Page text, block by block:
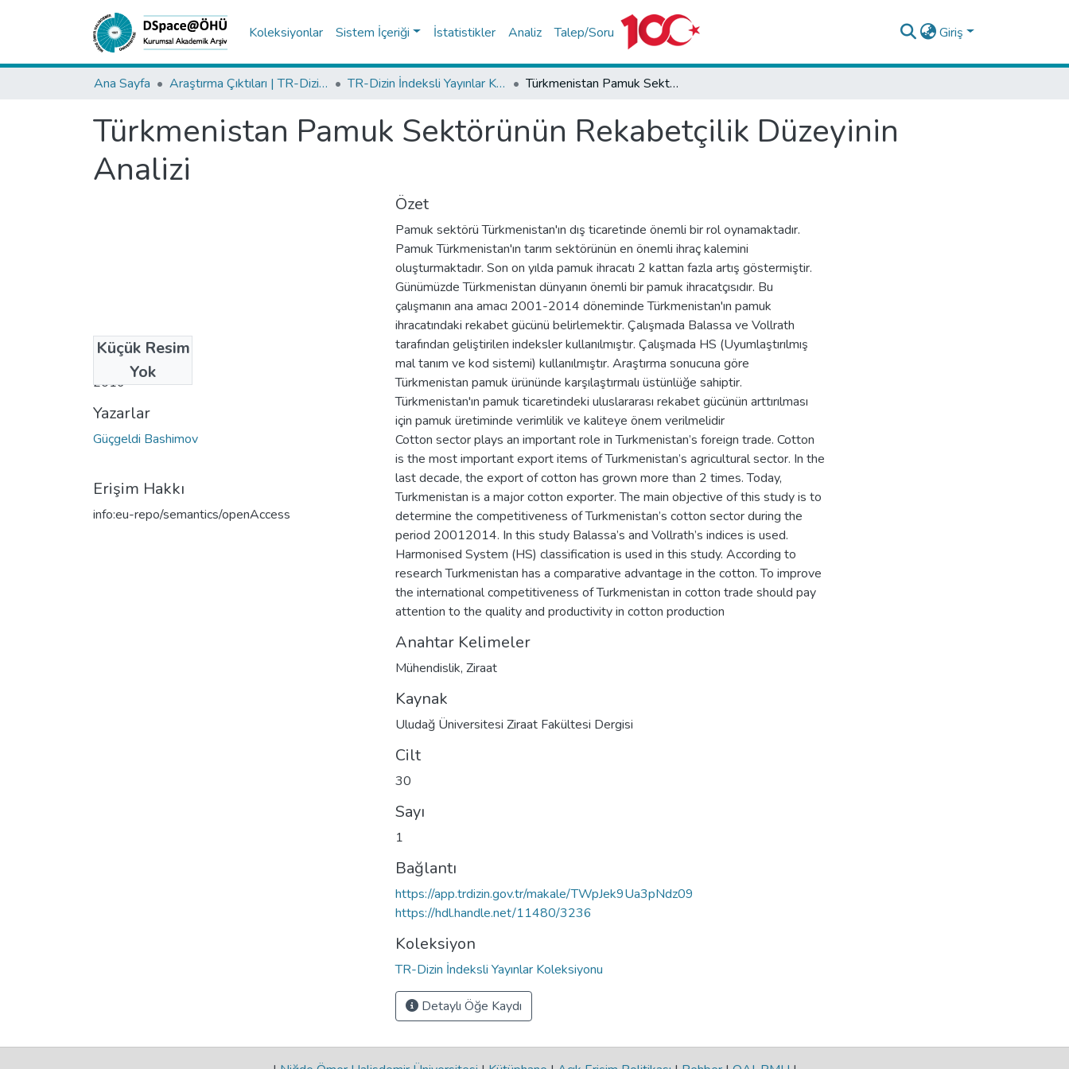
Koleksiyonlar Sistem İçeriği İstatistikler Analiz Talep/Soru Giriş
Ana Sayfa Araştırma Çıktıları | TR-Dizin | WoS | Scopus | PubMed TR-Dizin İndeksli Yayınlar Koleksiyonu Türkmenistan Pamuk Sektörünün Rekabetçilik Düzeyinin Analizi
Türkmenistan Pamuk Sektörünün Rekabetçilik Düzeyinin
Analizi
Küçük Resim
Yok
Tarih
2016
Yazarlar
Güçgeldi Bashimov
Erişim Hakkı
info:eu-repo/semantics/openAccess
Özet
Pamuk sektörü Türkmenistan'ın dış ticaretinde önemli bir rol oynamaktadır.
Pamuk Türkmenistan'ın tarım sektörünün en önemli ihraç kalemini
oluşturmaktadır. Son on yılda pamuk ihracatı 2 kattan fazla artış göstermiştir.
Günümüzde Türkmenistan dünyanın önemli bir pamuk ihracatçısıdır. Bu
çalışmanın ana amacı 2001-2014 döneminde Türkmenistan'ın pamuk
ihracatındaki rekabet gücünü belirlemektir. Çalışmada Balassa ve Vollrath
tarafından geliştirilen indeksler kullanılmıştır. Çalışmada HS (Uyumlaştırılmış
mal tanım ve kod sistemi) kullanılmıştır. Araştırma sonucuna göre
Türkmenistan pamuk ürününde karşılaştırmalı üstünlüğe sahiptir.
Türkmenistan'ın pamuk ticaretindeki uluslararası rekabet gücünün arttırılması
için pamuk üretiminde verimlilik ve kaliteye önem verilmelidir
Cotton sector plays an important role in Turkmenistan’s foreign trade. Cotton
is the most important export items of Turkmenistan’s agricultural sector. In the
last decade, the export of cotton has grown more than 2 times. Today,
Turkmenistan is a major cotton exporter. The main objective of this study is to
determine the competitiveness of Turkmenistan’s cotton sector during the
period 20012014. In this study Balassa’s and Vollrath’s indices is used.
Harmonised System (HS) classification is used in this study. According to
research Turkmenistan has a comparative advantage in the cotton. To improve
the international competitiveness of Turkmenistan in cotton trade should pay
attention to the quality and productivity in cotton production
Anahtar Kelimeler
Mühendislik, Ziraat
Kaynak
Uludağ Üniversitesi Ziraat Fakültesi Dergisi
Cilt
30
Sayı
1
Bağlantı
https://app.trdizin.gov.tr/makale/TWpJek9Ua3pNdz09
https://hdl.handle.net/11480/3236
Koleksiyon
TR-Dizin İndeksli Yayınlar Koleksiyonu
Detaylı Öğe Kaydı